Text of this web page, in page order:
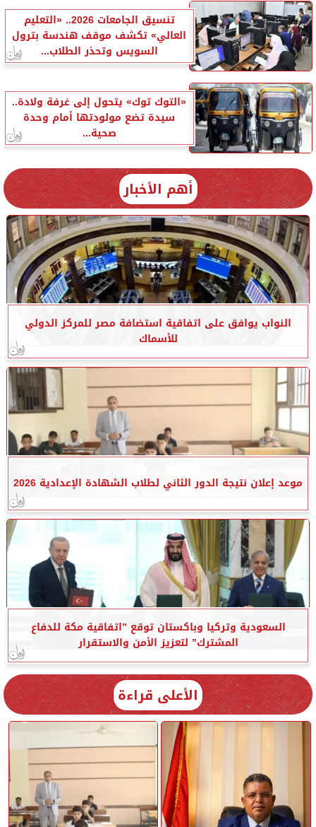
تنسيق الجامعات 2026.. «التعليم
العالي» تكشف موقف هندسة بترول
السويس وتحذر الطلاب...
«التوك توك» يتحول إلى غرفة ولادة..
سيدة تضع مولودتها أمام وحدة
صحية...
أهم الأخبار
النواب يوافق على اتفاقية استضافة مصر للمركز الدولي
للأسماك
موعد إعلان نتيجة الدور الثاني لطلاب الشهادة الإعدادية 2026
السعودية وتركيا وباكستان توقع ”اتفاقية مكة للدفاع
المشترك” لتعزيز الأمن والاستقرار
الأعلى قراءة